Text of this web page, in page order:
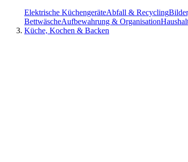
Elektrische KüchengeräteAbfall & Recycling
BettwäscheAufbewahrung & Organisation
Küche, Kochen & Backen